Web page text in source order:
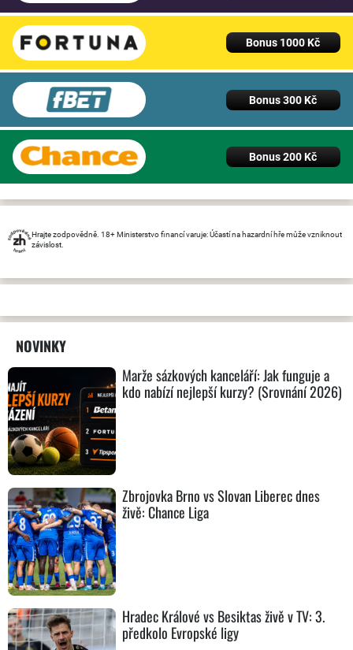
Bonus 1000 Kč
Bonus 300 Kč
Bonus 200 Kč
Hrajte zodpovědně. 18+ Ministerstvo financí varuje: Účastí na hazardní hře může vzniknout
závislost.
NOVINKY
Marže sázkových kanceláří: Jak funguje a
kdo nabízí nejlepší kurzy? (Srovnání 2026)
Zbrojovka Brno vs Slovan Liberec dnes
živě: Chance Liga
Hradec Králové vs Besiktas živě v TV: 3.
předkolo Evropské ligy